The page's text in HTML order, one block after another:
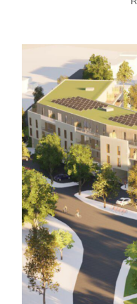
brasserie, centre